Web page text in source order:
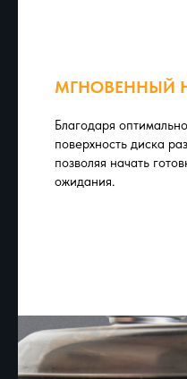
МГНОВЕННЫЙ
Благодаря
поверхность диска
позволяя начать
ожидания.